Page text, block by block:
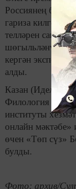
Россиянең
гариза килгән.
телләрен саклау
шөгыльләнүче
кергән
алды.
Казан (Идел буе)
Филология һәм
институты
онлайн
өчен «Төп сүз»
булды.
Фото: архив/